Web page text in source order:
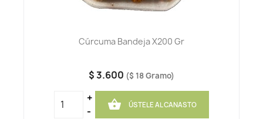
Cúrcuma Bandeja X200 Gr
$ 3.600 ($ 18 Gramo)
+
-
 ÚSTELE AL CANASTO